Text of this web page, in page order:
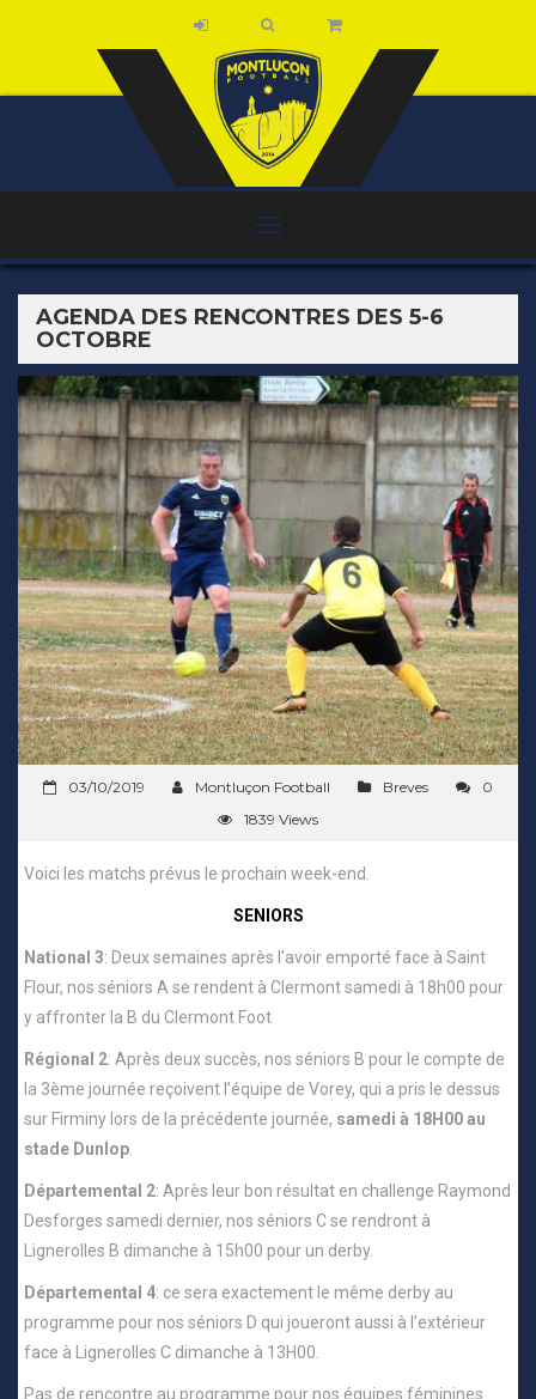
AGENDA DES RENCONTRES DES 5-6
OCTOBRE
03/10/2019 Montluçon Football Breves
0
1839 Views
Voici les matchs prévus le prochain week-end.
SENIORS
National 3: Deux semaines après l’avoir emporté face à Saint
Flour, nos séniors A se rendent à Clermont samedi à 18h00 pour
y affronter la B du Clermont Foot
Régional 2: Après deux succès, nos séniors B pour le compte de
la 3ème journée reçoivent l’équipe de Vorey, qui a pris le dessus
sur Firminy lors de la précédente journée, samedi à 18H00 au
stade Dunlop
Départemental 2: Après leur bon résultat en challenge Raymond
Desforges samedi dernier, nos séniors C se rendront à
Lignerolles B dimanche à 15h00 pour un derby.
Départemental 4: ce sera exactement le même derby au
programme pour nos séniors D qui joueront aussi à l’extérieur
face à Lignerolles C dimanche à 13H00.
Pas de rencontre au programme pour nos équipes féminines